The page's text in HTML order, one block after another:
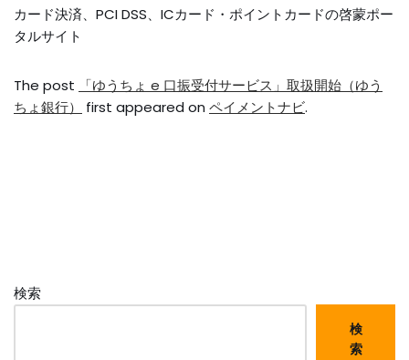
カード決済、PCI DSS、ICカード・ポイントカードの啓蒙ポー
タルサイト
The post
「ゆうちょ e 口振受付サービス」取扱開始（ゆう
ちょ銀行）
first appeared on ペイメントナビ.
検索
検
索